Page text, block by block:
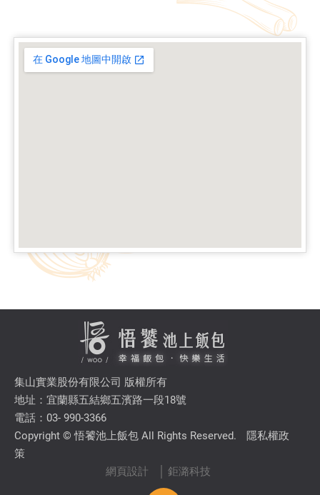
集山實業股份有限公司 版權所有
地址：宜蘭縣五結鄉五濱路一段18號
電話：03- 990-3366
Copyright © 悟饕池上飯包 All Rights Reserved.
隱私權政
策
網頁設計
│ 鉅潞科技